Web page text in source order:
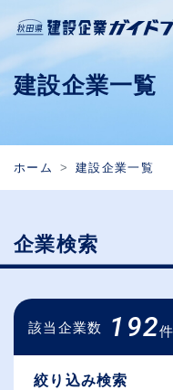
建設企業一覧
ホーム 建設企業一覧
企業検索
該当企業数 192件
絞り込み検索